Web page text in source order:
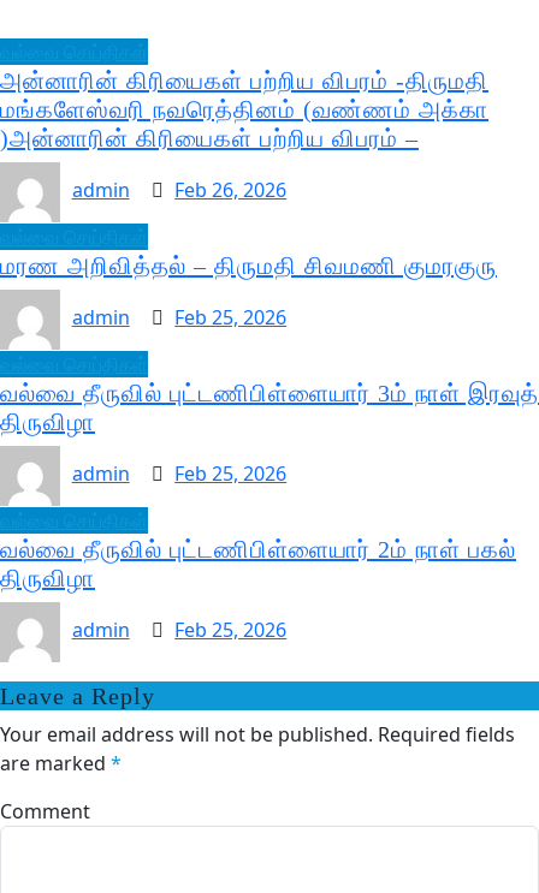
அன்னாரின் கிரியைகள் பற்றிய விபரம் -திருமதி
மங்களேஸ்வரி நவரெத்தினம் (வண்ணம் அக்கா
)அன்னாரின் கிரியைகள் பற்றிய விபரம் –
admin
Feb 26, 2026
மரண அறிவித்தல் – திருமதி சிவமணி குமரகுரு
admin
Feb 25, 2026
வல்வை தீருவில் புட்டணிபிள்ளையார் 3ம் நாள் இரவுத்
திருவிழா
admin
Feb 25, 2026
வல்வை தீருவில் புட்டணிபிள்ளையார் 2ம் நாள் பகல்
திருவிழா
admin
Feb 25, 2026
Leave a Reply
Your email address will not be published. Required fields
are marked *
Comment